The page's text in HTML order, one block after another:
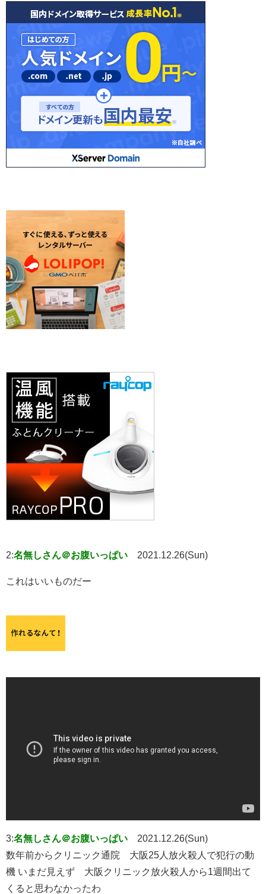
2:名無しさん＠お腹いっぱい 2021.12.26(Sun)
これはいいものだー
3:名無しさん＠お腹いっぱい
2021.12.26(Sun)
数年前からクリニック通院 大阪25人放火殺人で犯行の動
機 いまだ見えず 大阪クリニック放火殺人から1週間出て
くると思わなかったわ